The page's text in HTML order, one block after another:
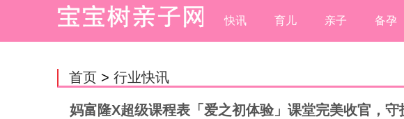
快讯 育儿 亲子 备孕
首页 > 行业快讯
妈富隆X超级课程表「爱之初体验」课堂完美收官，守